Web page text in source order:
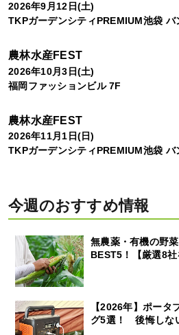
2026年9月12日(土)
TKPガーデンシティPREMIUM池袋 バ
農林水産FEST
2026年10月3日(土)
福岡ファッションビル 7F
農林水産FEST
2026年11月1日(日)
TKPガーデンシティPREMIUM池袋 バ
今週のおすすめ情報
無農薬・有機の野
BEST5！【厳選8社
【2026年】ポータ
グ5選！ 後悔しな